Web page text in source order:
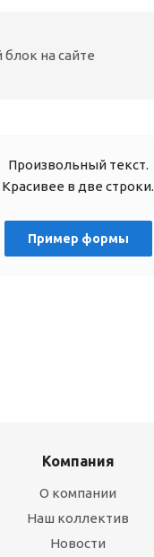
на сайте
Произвольный текст.
Красивее в две строки.
Пример формы
Компания
О компании
Наш коллектив
Новости